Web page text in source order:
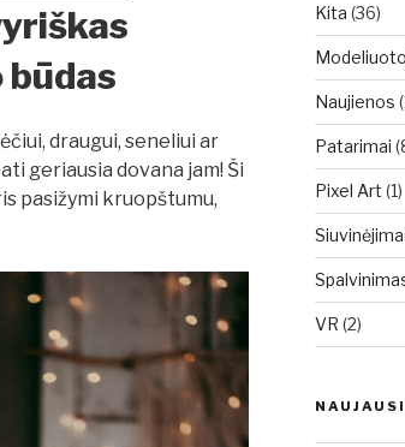
draugui, seneliui ar
geriausia dovana jam! Ši
pasižymi kruopštumu,
Kita (36)
Naujienos
Patarimai
Pixel Art (1)
VR (2)